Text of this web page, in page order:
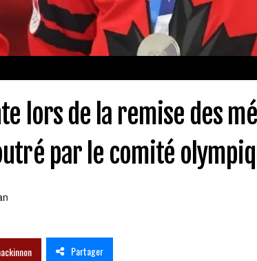
lors de la remise des
par le comité
Partager